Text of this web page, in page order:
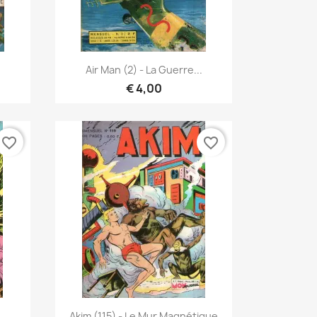
Vista rápida
Air Man (2) - La Guerre...
€ 4,00
favorite_border
Vista rápida
favorite_border